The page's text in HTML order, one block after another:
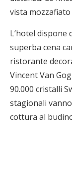
vista
L’hotel
superba cena
ristorante
Vincent Van
90.000 cristalli
stagionali
cottura al